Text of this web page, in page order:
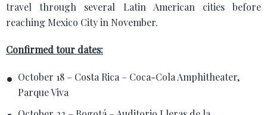
travel through several Latin American cities before
reaching Mexico City in November.
Confirmed tour dates:
October 18 – Costa Rica – Coca-Cola Amphitheater,
Parque Viva